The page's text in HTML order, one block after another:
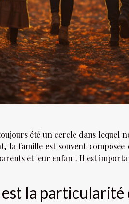
été un cercle dans lequel
la famille est souvent
et leur enfant. Il est
la particularité